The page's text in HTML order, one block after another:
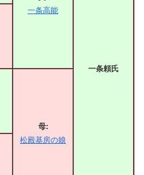
一条高能
一条頼氏
母:
松殿基房の娘